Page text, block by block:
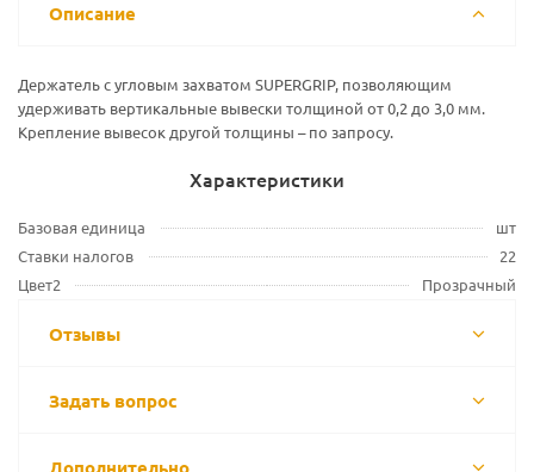
Описание
Держатель с угловым захватом SUPERGRIP, позволяющим
удерживать вертикальные вывески толщиной от 0,2 до 3,0 мм.
Крепление вывесок другой толщины – по запросу.
Характеристики
Базовая единица
шт
Ставки налогов
22
Цвет2
Прозрачный
Отзывы
Задать вопрос
Дополнительно